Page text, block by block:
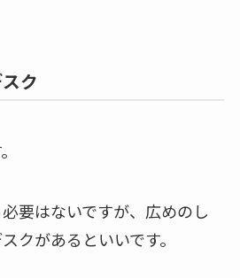
ク
要はないですが、広めのし
クがあるといいです。